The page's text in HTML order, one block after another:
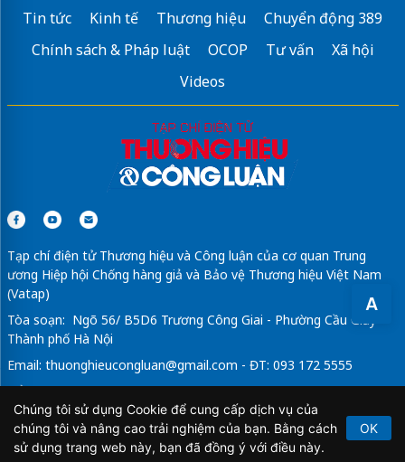
A
Tin tức Kinh tế Thương hiệu
Chuyển động 389
Chính sách & Pháp luật
OCOP Tư vấn
Xã hội
Videos
Tạp chí điện tử Thương hiệu và Công luận của cơ quan Trung
ương Hiệp hội Chống hàng giả và Bảo vệ Thương hiệu Việt Nam
(Vatap)
Tòa soạn: Ngõ 56/ B5D6 Trương Công Giai - Phường Cầu Giấy -
Thành phố Hà Nội
Email: thuonghieucongluan@gmail.com - ĐT: 093 172 5555
Tổng Biên Tập: Vũ Đức Thuận
Giấy phép hoạt động báo chí điện tử số 64/GP-BTTTT do Bộ
Thông tin và Truyền thông cấp ngày 21/2/2020.
Chúng tôi sử dụng Cookie để cung cấp dịch vụ của
chúng tôi và nâng cao trải nghiệm của bạn. Bằng cách
sử dụng trang web này, bạn đã đồng ý với điều này.
OK